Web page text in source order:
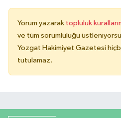
Yorum yazarak topluluk
ve tüm sorumluluğu
Yozgat Hakimiyet Gazetesi
tutulamaz.